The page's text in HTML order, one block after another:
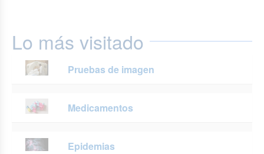
Lo más visitado
Pruebas de imagen
Medicamentos
Epidemias